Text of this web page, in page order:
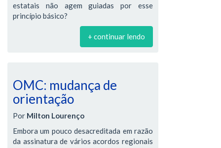
estatais não agem guiadas por esse
princípio básico?
+ continuar lendo
OMC: mudança de
orientação
Por Milton Lourenço
Embora um pouco desacreditada em razão
da assinatura de vários acordos regionais